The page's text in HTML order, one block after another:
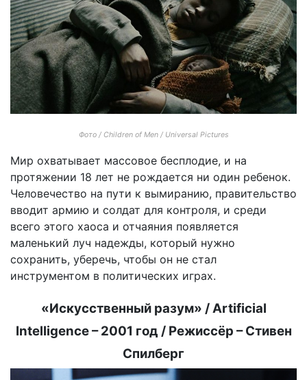
Фото / Children of Men / Universal Pictures
Мир охватывает массовое бесплодие, и на
протяжении 18 лет не рождается ни один ребенок.
Человечество на пути к вымиранию, правительство
вводит армию и солдат для контроля, и среди
всего этого хаоса и отчаяния появляется
маленький луч надежды, который нужно
сохранить, уберечь, чтобы он не стал
инструментом в политических играх.
«Искусственный разум» / Artificial
Intelligence – 2001 год / Режиссёр – Стивен
Спилберг